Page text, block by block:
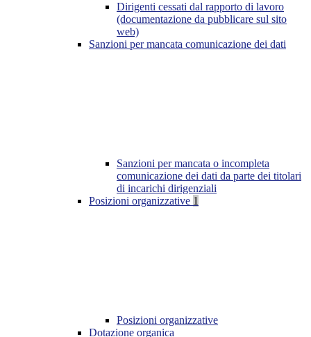
Dirigenti cessati dal rapporto di lavoro
(documentazione da pubblicare sul sito
web)
Sanzioni per mancata comunicazione dei dati
Sanzioni per mancata o incompleta
comunicazione dei dati da parte dei titolari
di incarichi dirigenziali
Posizioni organizzative 1
Posizioni organizzative
Dotazione organica